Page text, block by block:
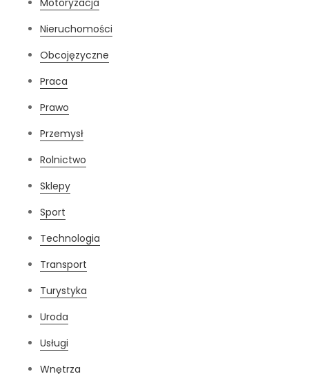
Motoryzacja
Nieruchomości
Obcojęzyczne
Praca
Prawo
Przemysł
Rolnictwo
Sklepy
Sport
Technologia
Transport
Turystyka
Uroda
Usługi
Wnętrza